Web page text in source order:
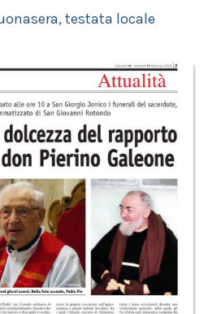
testata locale